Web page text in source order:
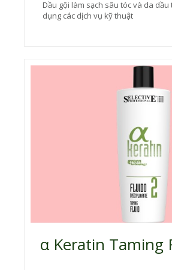
Dầu gội làm sạch sâu tóc và da
dụng các dịch vụ kỹ thuật
α Keratin Taming